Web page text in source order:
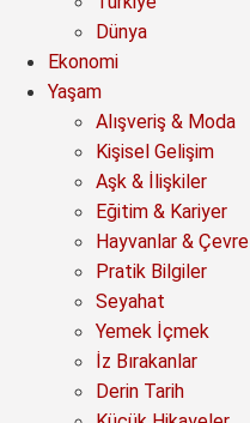
Dünya
Ekonomi
Yaşam
Alışveriş & Moda
Kişisel Gelişim
Aşk & İlişkiler
Eğitim & Kariyer
Hayvanlar & Çevre
Pratik Bilgiler
Seyahat
Yemek İçmek
İz Bırakanlar
Derin Tarih